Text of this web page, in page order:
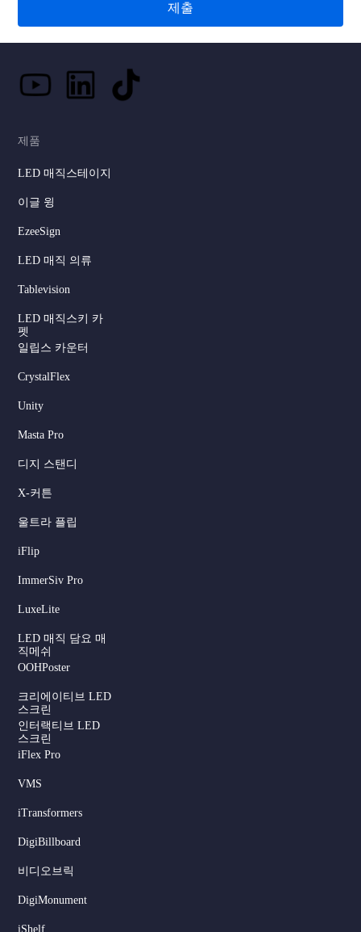
제출
제품
LED 매직스테이지
이글 윙
EzeeSign
LED 매직 의류
Tablevision
LED 매직스키 카
펫
일립스 카운터
CrystalFlex
Unity
Masta Pro
디지 스탠디
X-커튼
울트라 플립
iFlip
ImmerSiv Pro
LuxeLite
LED 매직 담요 매
직메쉬
OOHPoster
크리에이티브 LED
스크린
인터랙티브 LED
스크린
iFlex Pro
VMS
iTransformers
DigiBillboard
비디오브릭
DigiMonument
iShelf
Serbian